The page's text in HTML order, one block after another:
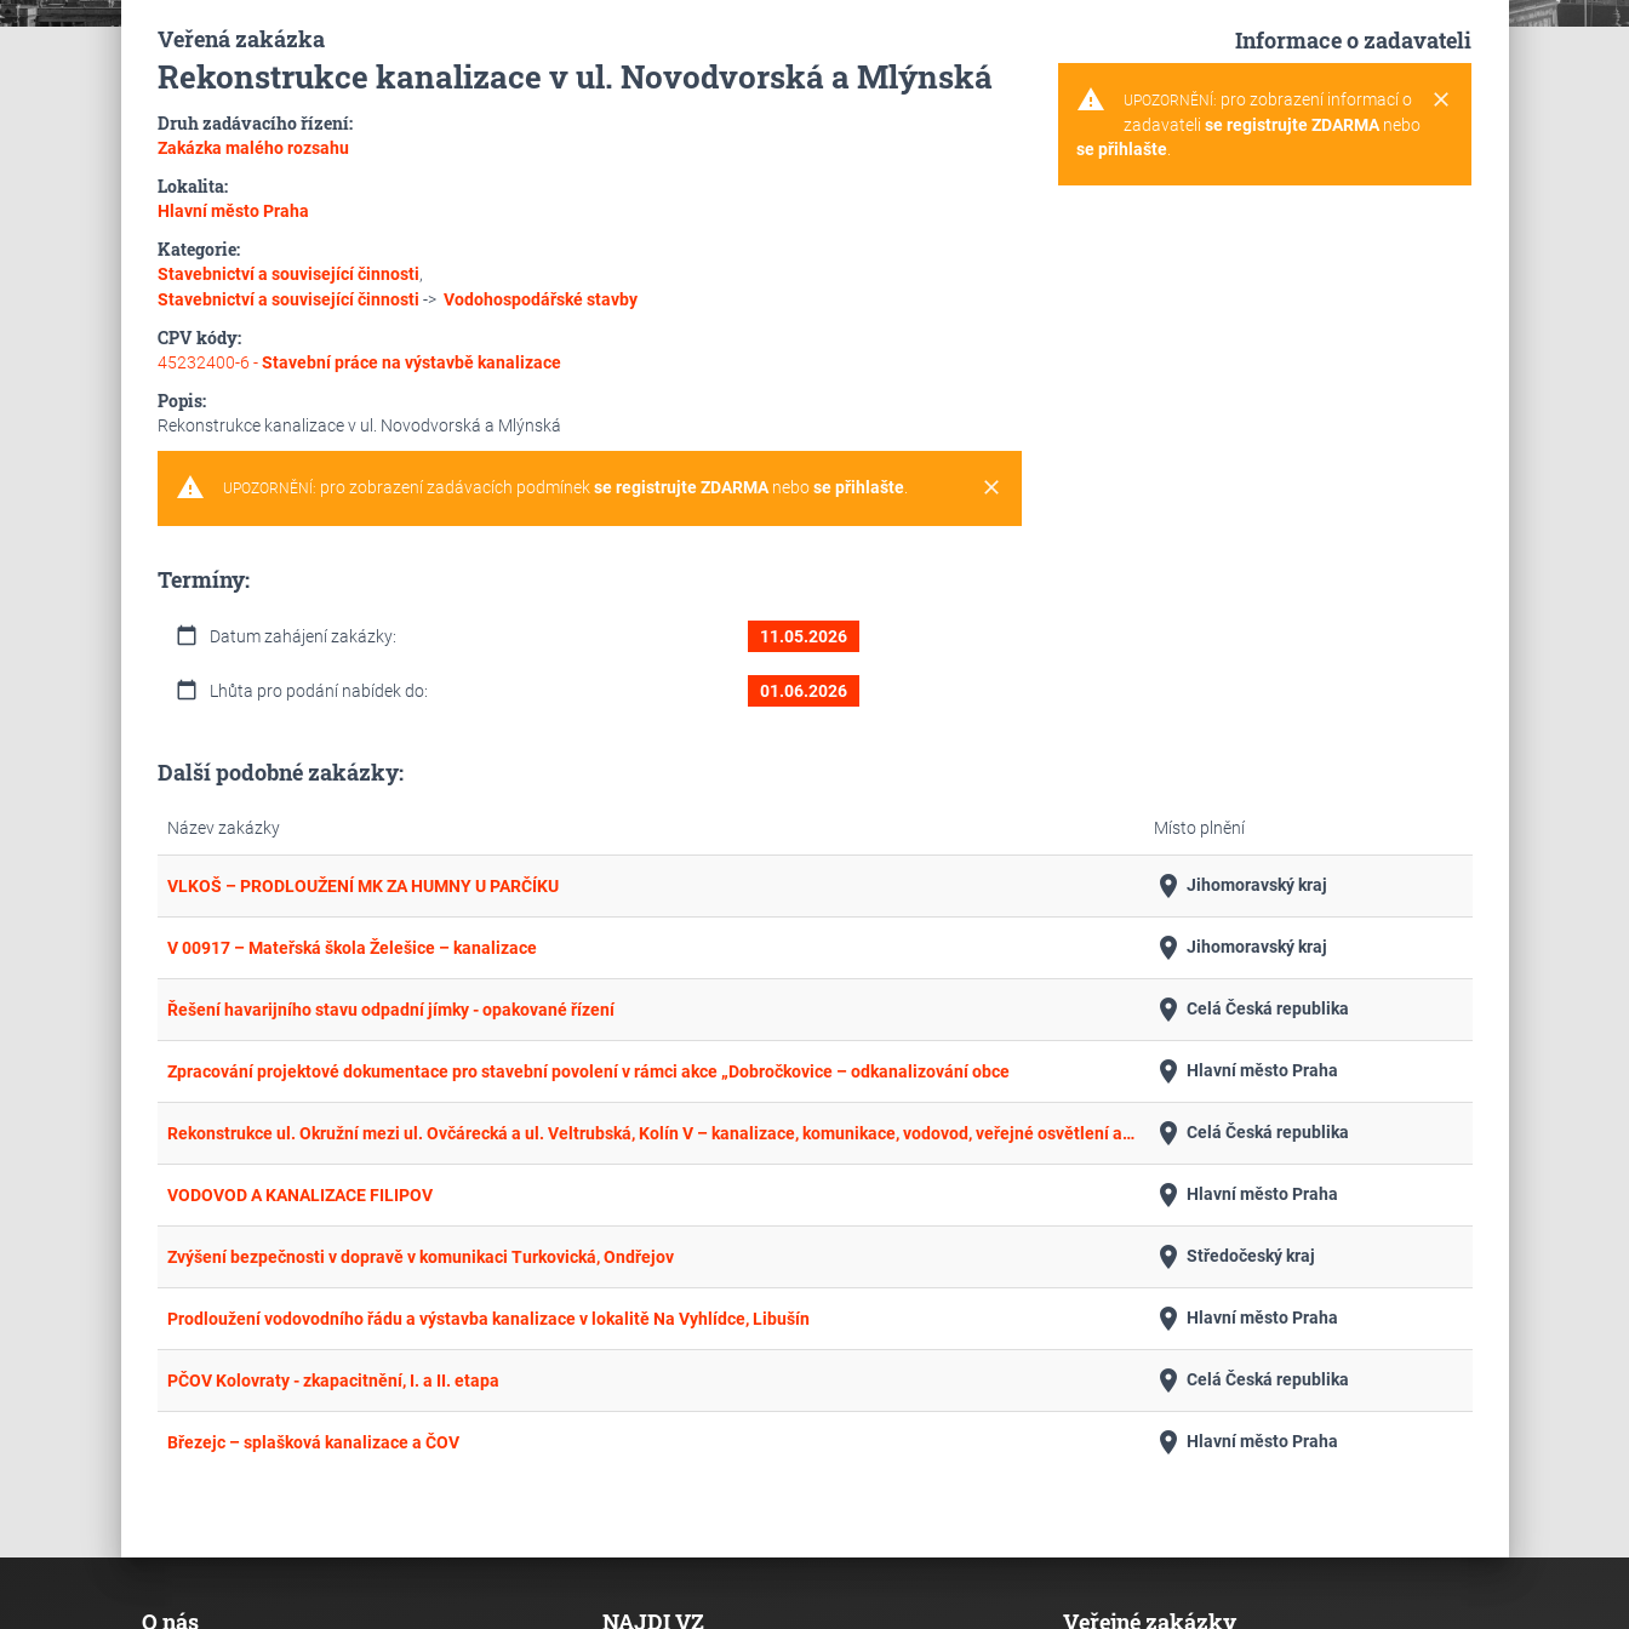
Veřená zakázka
Rekonstrukce kanalizace v ul. Novodvorská a Mlýnská
Druh zadávacího řízení:
Zakázka malého rozsahu
Lokalita:
Hlavní město Praha
Kategorie:
Stavebnictví a související činnosti,
Stavebnictví a související činnosti -> Vodohospodářské stavby
CPV kódy:
45232400-6 -Stavební práce na výstavbě kanalizace
Popis:
Rekonstrukce kanalizace v ul. Novodvorská a Mlýnská
warning clear
UPOZORNĚNÍ: pro zobrazení zadávacích podmínekse registrujte ZDARMAnebose přihlašte.
Termíny:
calendar_today Datum zahájení zakázky: 11.05.2026
calendar_today Lhůta pro podání nabídek do: 01.06.2026
Informace o zadavateli
warning clear
UPOZORNĚNÍ: pro zobrazení informací o
zadavateli se registrujte ZDARMAnebo
se přihlašte.
Další podobné zakázky:
Název zakázky Místo plnění
VLKOŠ – PRODLOUŽENÍ MK ZA HUMNY U PARČÍKU place Jihomoravský kraj
V 00917 – Mateřská škola Želešice – kanalizace place Jihomoravský kraj
Řešení havarijního stavu odpadní jímky - opakované řízení place Celá Česká republika
Zpracování projektové dokumentace pro stavební povolení v rámci akce „Dobročkovice – odkanalizování obce place Hlavní město Praha
Rekonstrukce ul. Okružní mezi ul. Ovčárecká a ul. Veltrubská, Kolín V – kanalizace, komunikace, vodovod, veřejné osvětlení a sadové úpravy place Celá Česká republika
VODOVOD A KANALIZACE FILIPOV place Hlavní město Praha
Zvýšení bezpečnosti v dopravě v komunikaci Turkovická, Ondřejov place Středočeský kraj
Prodloužení vodovodního řádu a výstavba kanalizace v lokalitě Na Vyhlídce, Libušín place Hlavní město Praha
PČOV Kolovraty - zkapacitnění, I. a II. etapa place Celá Česká republika
Březejc – splašková kanalizace a ČOV place Hlavní město Praha
O nás NAJDI VZ Veřejné zakázky